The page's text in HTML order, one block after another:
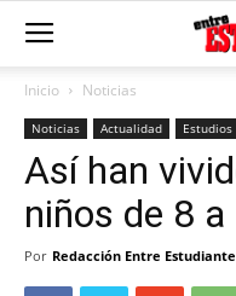
Inicio Noticias
Noticias Actualidad Estudios
Así han
niños de 8
Por Redacción Entre